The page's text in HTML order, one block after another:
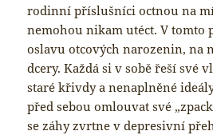
rodinní příslušníci octnou na
nemohou nikam utéct. V tomto
oslavu otcových narozenin, na
dcery. Každá si v sobě řeší své
staré křivdy a nenaplněné
před sebou omlouvat své
se záhy zvrtne v depresivní